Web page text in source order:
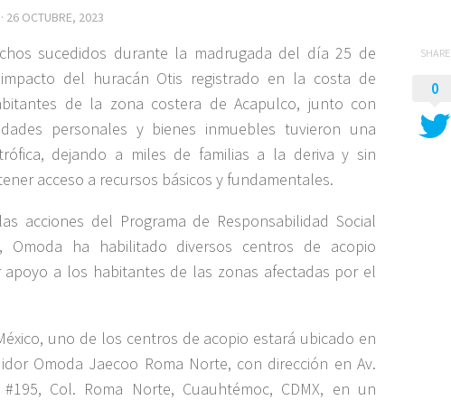
· 26 OCTUBRE, 2023
sucedidos durante la madrugada del día 25 de
del huracán Otis registrado en la costa de
de la zona costera de Acapulco, junto con
personales y bienes inmuebles tuvieron una
dejando a miles de familias a la deriva y sin
acceso a recursos básicos y fundamentales.
acciones del Programa de Responsabilidad Social
Omoda ha habilitado diversos centros de acopio
apoyo a los habitantes de las zonas afectadas por el
uno de los centros de acopio estará ubicado en
Omoda Jaecoo Roma Norte, con dirección en Av.
Col. Roma Norte, Cuauhtémoc, CDMX, en un
SHARE
0